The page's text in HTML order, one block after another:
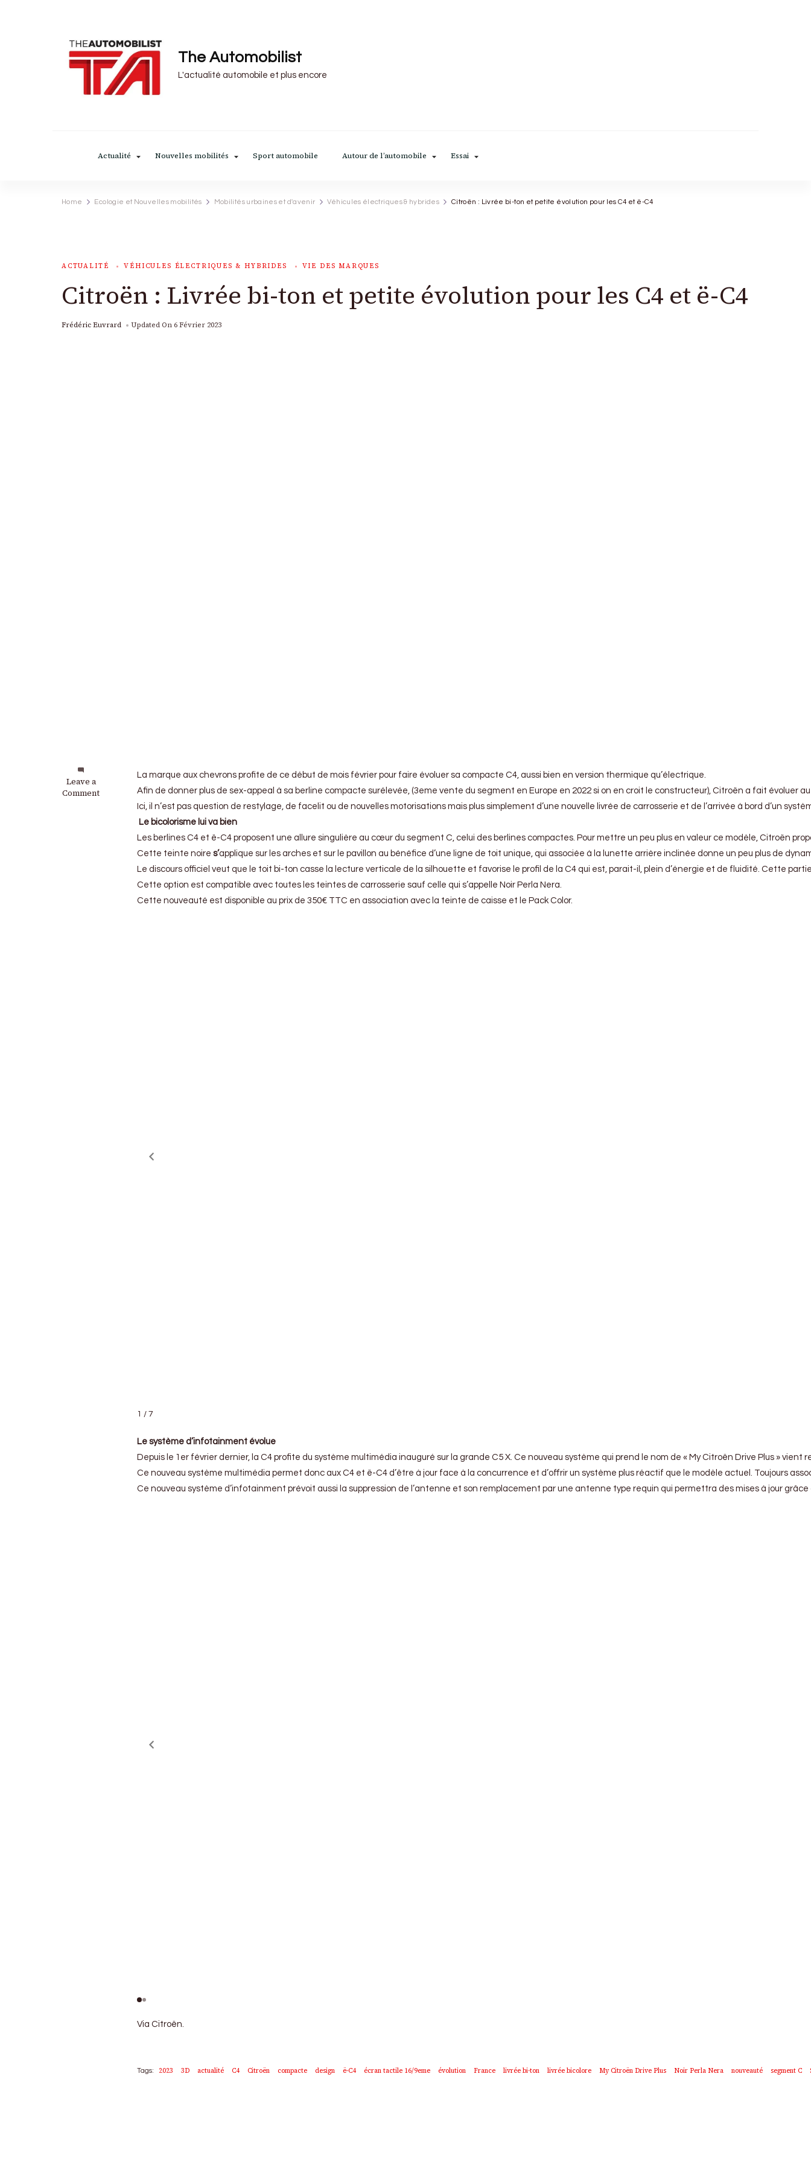
The Automobilist
L'actualité automobile et plus encore
Actualité Nouvelles mobilités Sport automobile Autour de l’automobile Essai
Home Ecologie et Nouvelles mobilités Mobilités urbaines et d'avenir Véhicules électriques & hybrides Citroën : Livrée bi-ton et petite évolution pour les C4 et ë-C4
ACTUALITÉ VÉHICULES ÉLECTRIQUES & HYBRIDES VIE DES MARQUES
Citroën : Livrée bi-ton et petite évolution pour les C4 et ë-C4
Frédéric Euvrard Updated On6 Février 2023
Leave a
Comment
on
Citroën
La marque aux chevrons profite de ce début de mois février pour faire évoluer sa compacte C4, aussi bien en version thermique qu’électrique.
Afin de donner plus de sex-appeal à sa berline compacte surélevée, (3eme vente du segment en Europe en 2022 si on en croit le constructeur), Citroën a fait évoluer au
Ici, il n’est pas question de restylage, de facelit ou de nouvelles motorisations mais plus simplement d’une nouvelle livrée de carrosserie et de l’arrivée à bord d’un
Le bicolorisme lui va bien
Les berlines C4 et ë-C4 proposent une allure singulière au cœur du segment C, celui des berlines compactes. Pour mettre un peu plus en valeur ce modèle, Citroën
Cette teinte noire s’applique sur les arches et sur le pavillon au bénéfice d’une ligne de toit unique, qui associée à la lunette arrière inclinée donne un peu plus de
Le discours officiel veut que le toit bi-ton casse la lecture verticale de la silhouette et favorise le profil de la C4 qui est, parait-il, plein d’énergie et de fluidité. Cette
Cette option est compatible avec toutes les teintes de carrosserie sauf celle qui s’appelle Noir Perla Nera.
Cette nouveauté est disponible au prix de 350€ TTC en association avec la teinte de caisse et le Pack Color.
1 / 7
Le système d’infotainment évolue
Depuis le 1er février dernier, la C4 profite du système multimédia inauguré sur la grande C5 X. Ce nouveau système qui prend le nom de « My Citroën Drive Plus »
Ce nouveau système multimédia permet donc aux C4 et ë-C4 d’être à jour face à la concurrence et d’offrir un système plus réactif que le modèle actuel. Toujours
Ce nouveau système d’infotainment prévoit aussi la suppression de l’antenne et son remplacement par une antenne type requin qui permettra des mises à jour
Via Citroën.
Tags: 2023 3D actualité C4 Citroën compacte design ë-C4 écran tactile 16/9eme évolution France livrée bi-ton livrée bicolore My Citroën Drive Plus Noir Perla Nera nouveauté segment C